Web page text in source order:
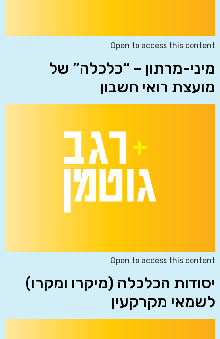
Open to access this content
מיני-מרתון – “כלכלה” של
מועצת רואי חשבון
Open to access this content
יסודות הכלכלה (מיקרו ומקרו)
לשמאי מקרקעין